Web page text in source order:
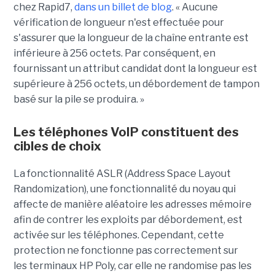
chez Rapid7, dans un billet de blog. « Aucune
vérification de longueur n'est effectuée pour
s'assurer que la longueur de la chaîne entrante est
inférieure à 256 octets. Par conséquent, en
fournissant un attribut candidat dont la longueur est
supérieure à 256 octets, un débordement de tampon
basé sur la pile se produira. »
Les téléphones VoIP constituent des
cibles de choix
La fonctionnalité ASLR (Address Space Layout
Randomization), une fonctionnalité du noyau qui
affecte de manière aléatoire les adresses mémoire
afin de contrer les exploits par débordement, est
activée sur les téléphones. Cependant, cette
protection ne fonctionne pas correctement sur
les terminaux HP Poly, car elle ne randomise pas les